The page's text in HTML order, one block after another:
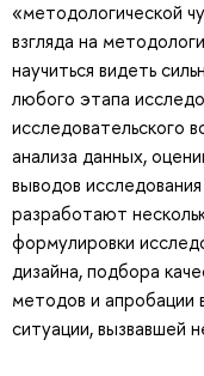
«методологической
взгляда на
научиться видеть
любого этапа
исследовательского
анализа данных,
выводов
разработают
формулировки
дизайна, подбора
методов и апробации
ситуации, вызвавшей